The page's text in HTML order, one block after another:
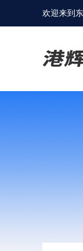
欢迎来到